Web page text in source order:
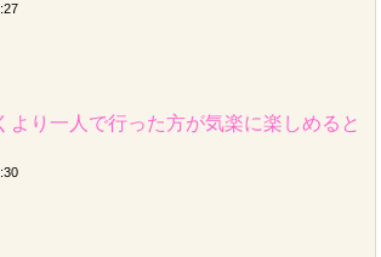
より一人で行った方が気楽に楽しめると